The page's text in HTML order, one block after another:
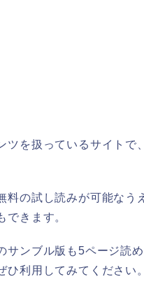
ツを扱っているサイトで
料の試し読みが可能なう
できます。
サンブル版も5ページ読
ひ利用してみてください。